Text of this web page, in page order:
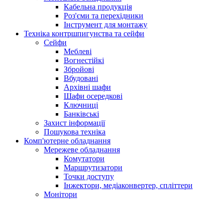
Кабельна продукція
Роз'єми та перехідники
Інструмент для монтажу
Техніка контршпигунства та сейфи
Сейфи
Меблеві
Вогнестійкі
Збройові
Вбудовані
Архівні шафи
Шафи осередкові
Ключниці
Банківські
Захист інформації
Пошукова техніка
Комп'ютерне обладнання
Мережеве обладнання
Комутатори
Маршрутизатори
Точки доступу
Інжектори, медіаконвертер, спліттери
Монітори